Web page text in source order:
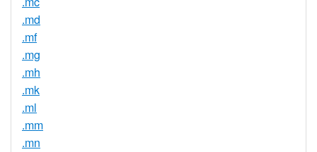
.md
.mf
.mg
.mh
.mk
.ml
.mm
.mn